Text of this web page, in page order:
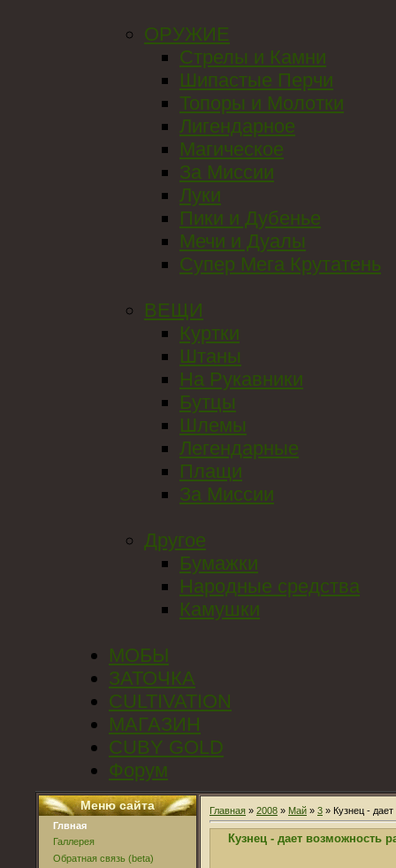
ОРУЖИЕ
Стрелы и Камни
Шипастые Перчи
Топоры и Молотки
Лигендарное
Магическое
За Миссии
Луки
Пики и Дубенье
Мечи и Дуалы
Супер Мега Крутатень
ВЕЩИ
Куртки
Штаны
На Рукавники
Бутцы
Шлемы
Легендарные
Плащи
За Миссии
Другое
Бумажки
Народные средства
Камушки
МОБЫ
ЗАТОЧКА
CULTIVATION
МАГАЗИН
CUBY GOLD
Форум
Меню сайта
Глвная
Галлерея
Обратная связь (beta)
Главная » 2008 » Май » 3 » Кузнец -
Кузнец - дает возможность